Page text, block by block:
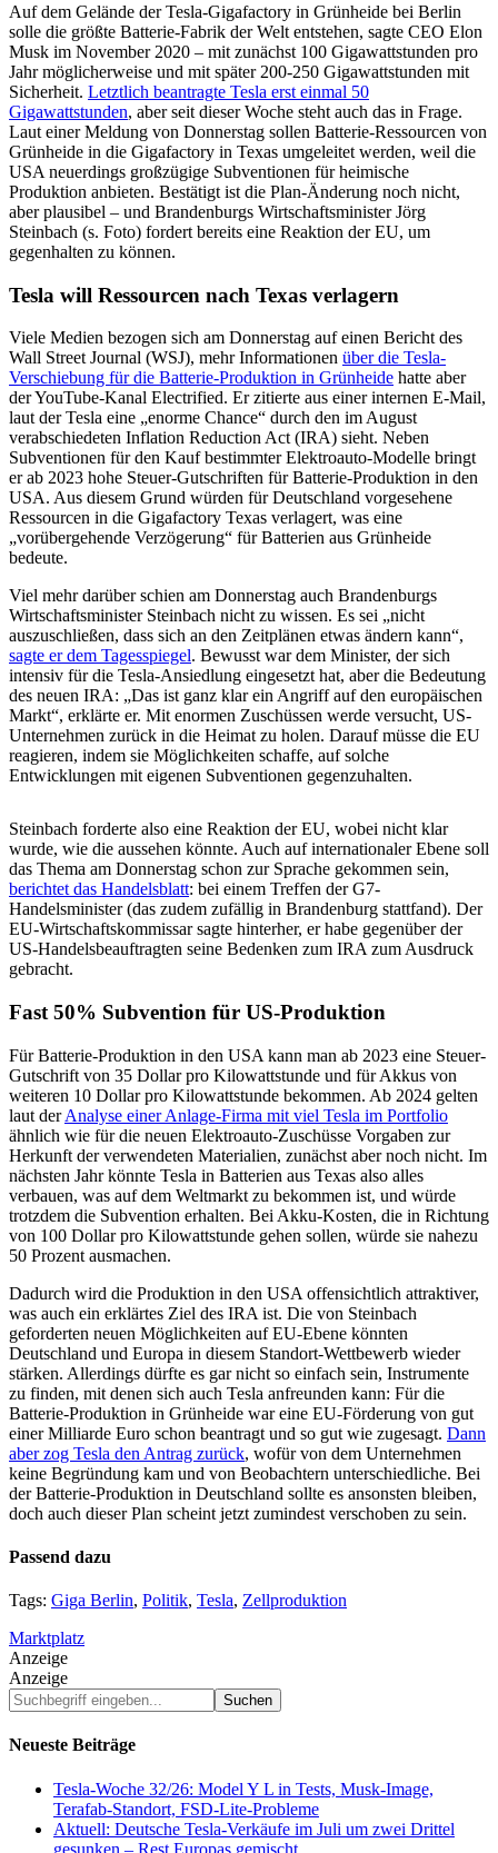
Auf dem Gelände der Tesla-Gigafactory in Grünheide bei Berlin
solle die größte Batterie-Fabrik der Welt entstehen, sagte CEO Elon
Musk im November 2020 – mit zunächst 100 Gigawattstunden pro
Jahr möglicherweise und mit später 200-250 Gigawattstunden mit
Sicherheit. Letztlich beantragte Tesla erst einmal 50
Gigawattstunden, aber seit dieser Woche steht auch das in Frage.
Laut einer Meldung von Donnerstag sollen Batterie-Ressourcen von
Grünheide in die Gigafactory in Texas umgeleitet werden, weil die
USA neuerdings großzügige Subventionen für heimische
Produktion anbieten. Bestätigt ist die Plan-Änderung noch nicht,
aber plausibel – und Brandenburgs Wirtschaftsminister Jörg
Steinbach (s. Foto) fordert bereits eine Reaktion der EU, um
gegenhalten zu können.
Tesla will Ressourcen nach Texas verlagern
Viele Medien bezogen sich am Donnerstag auf einen Bericht des
Wall Street Journal (WSJ), mehr Informationen über die Tesla-
Verschiebung für die Batterie-Produktion in Grünheide hatte aber
der YouTube-Kanal Electrified. Er zitierte aus einer internen E-Mail,
laut der Tesla eine „enorme Chance“ durch den im August
verabschiedeten Inflation Reduction Act (IRA) sieht. Neben
Subventionen für den Kauf bestimmter Elektroauto-Modelle bringt
er ab 2023 hohe Steuer-Gutschriften für Batterie-Produktion in den
USA. Aus diesem Grund würden für Deutschland vorgesehene
Ressourcen in die Gigafactory Texas verlagert, was eine
„vorübergehende Verzögerung“ für Batterien aus Grünheide
bedeute.
Viel mehr darüber schien am Donnerstag auch Brandenburgs
Wirtschaftsminister Steinbach nicht zu wissen. Es sei „nicht
auszuschließen, dass sich an den Zeitplänen etwas ändern kann“,
sagte er dem Tagesspiegel. Bewusst war dem Minister, der sich
intensiv für die Tesla-Ansiedlung eingesetzt hat, aber die Bedeutung
des neuen IRA: „Das ist ganz klar ein Angriff auf den europäischen
Markt“, erklärte er. Mit enormen Zuschüssen werde versucht, US-
Unternehmen zurück in die Heimat zu holen. Darauf müsse die EU
reagieren, indem sie Möglichkeiten schaffe, auf solche
Entwicklungen mit eigenen Subventionen gegenzuhalten.
Steinbach forderte also eine Reaktion der EU, wobei nicht klar
wurde, wie die aussehen könnte. Auch auf internationaler Ebene soll
das Thema am Donnerstag schon zur Sprache gekommen sein,
berichtet das Handelsblatt: bei einem Treffen der G7-
Handelsminister (das zudem zufällig in Brandenburg stattfand). Der
EU-Wirtschaftskommissar sagte hinterher, er habe gegenüber der
US-Handelsbeauftragten seine Bedenken zum IRA zum Ausdruck
gebracht.
Fast 50% Subvention für US-Produktion
Für Batterie-Produktion in den USA kann man ab 2023 eine Steuer-
Gutschrift von 35 Dollar pro Kilowattstunde und für Akkus von
weiteren 10 Dollar pro Kilowattstunde bekommen. Ab 2024 gelten
laut derAnalyse einer Anlage-Firma mit viel Tesla im Portfolio
ähnlich wie für die neuen Elektroauto-Zuschüsse Vorgaben zur
Herkunft der verwendeten Materialien, zunächst aber noch nicht. Im
nächsten Jahr könnte Tesla in Batterien aus Texas also alles
verbauen, was auf dem Weltmarkt zu bekommen ist, und würde
trotzdem die Subvention erhalten. Bei Akku-Kosten, die in Richtung
von 100 Dollar pro Kilowattstunde gehen sollen, würde sie nahezu
50 Prozent ausmachen.
Dadurch wird die Produktion in den USA offensichtlich attraktiver,
was auch ein erklärtes Ziel des IRA ist. Die von Steinbach
geforderten neuen Möglichkeiten auf EU-Ebene könnten
Deutschland und Europa in diesem Standort-Wettbewerb wieder
stärken. Allerdings dürfte es gar nicht so einfach sein, Instrumente
zu finden, mit denen sich auch Tesla anfreunden kann: Für die
Batterie-Produktion in Grünheide war eine EU-Förderung von gut
einer Milliarde Euro schon beantragt und so gut wie zugesagt. Dann
aber zog Tesla den Antrag zurück, wofür von dem Unternehmen
keine Begründung kam und von Beobachtern unterschiedliche. Bei
der Batterie-Produktion in Deutschland sollte es ansonsten bleiben,
doch auch dieser Plan scheint jetzt zumindest verschoben zu sein.
Passend dazu
Tags: Giga Berlin, Politik, Tesla, Zellproduktion
Marktplatz
Anzeige
Anzeige
Suchbegriff
eingeben...
Neueste Beiträge
Tesla-Woche 32/26: Model Y L in Tests, Musk-Image,
Terafab-Standort, FSD-Lite-Probleme
Aktuell: Deutsche Tesla-Verkäufe im Juli um zwei Drittel
gesunken – Rest Europas gemischt